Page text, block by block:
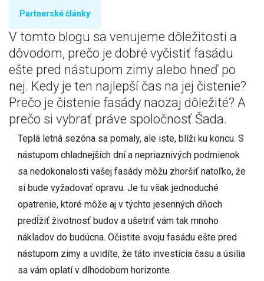
Partnerské články
V tomto blogu sa venujeme dôležitosti a
dôvodom, prečo je dobré vyčistiť fasádu
ešte pred nástupom zimy alebo hneď po
nej. Kedy je ten najlepší čas na jej čistenie?
Prečo je čistenie fasády naozaj dôležité? A
prečo si vybrať práve spoločnosť Šada.
Teplá letná sezóna sa pomaly, ale iste, blíži ku koncu. S
nástupom chladnejších dní a nepriaznivých podmienok
sa nedokonalosti vašej fasády môžu zhoršiť natoľko, že
si bude vyžadovať opravu. Je tu však jednoduché
opatrenie, ktoré môže aj v týchto jesenných dňoch
predĺžiť životnosť budov a ušetriť vám tak mnoho
nákladov do budúcna. Očistite svoju fasádu ešte pred
nástupom zimy a uvidíte, že táto investícia času a úsilia
sa vám oplatí v dlhodobom horizonte.